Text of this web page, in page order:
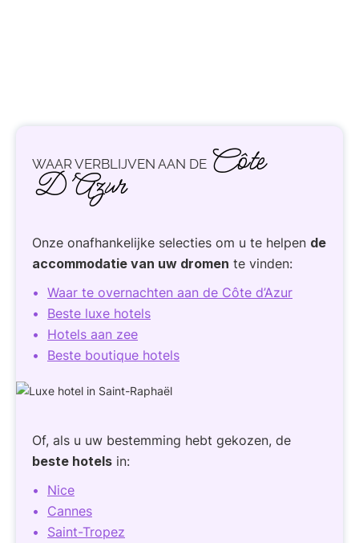
WAAR VERBLIJVEN AAN DE Côte
D’Azur
Onze onafhankelijke selecties om u te helpen de
accommodatie van uw dromen te vinden:
Waar te overnachten aan de Côte d’Azur
Beste luxe hotels
Hotels aan zee
Beste boutique hotels
Of, als u uw bestemming hebt gekozen, de
beste hotels in:
Nice
Cannes
Saint-Tropez